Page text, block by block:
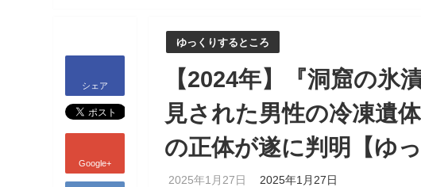
シェア
Google+
ゆっくりするところ
【2024年】『洞窟の氷
見された男性の冷凍遺
の正体が遂に判明【ゆっ
2025年1月27日 2025年1月27日